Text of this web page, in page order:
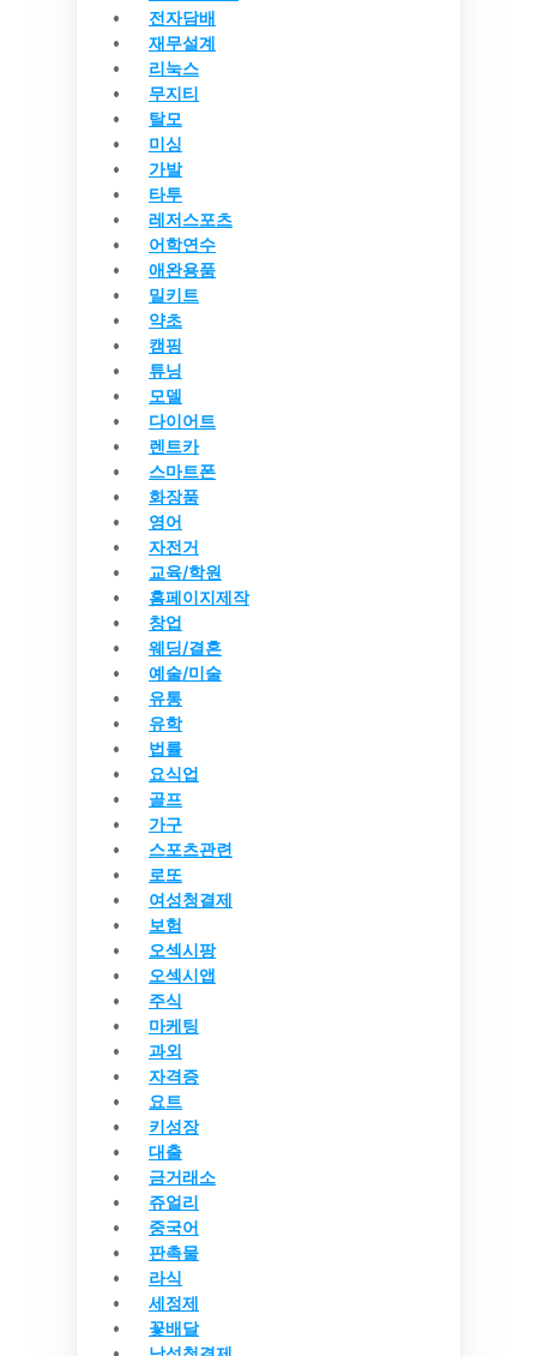
전자담배
재무설계
리눅스
무지티
탈모
미싱
가발
타투
레저스포츠
어학연수
애완용품
밀키트
약초
캠핑
튜닝
모델
다이어트
렌트카
스마트폰
화장품
영어
자전거
교육/학원
홈페이지제작
창업
웨딩/결혼
예술/미술
유통
유학
법률
요식업
골프
가구
스포츠관련
로또
여성청결제
보험
오섹시팡
오섹시앱
주식
마케팅
과외
자격증
요트
키성장
대출
금거래소
쥬얼리
중국어
판촉물
라식
세정제
꽃배달